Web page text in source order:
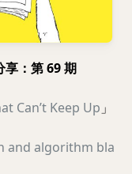
享：第 69 期
Can’t Keep Up 」
and algorithm bla